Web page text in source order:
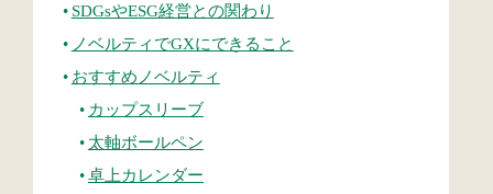
SDGsやESG経営との関わり
ノベルティでGXにできること
おすすめノベルティ
カップスリーブ
太軸ボールペン
卓上カレンダー